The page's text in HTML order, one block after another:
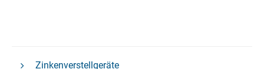
Zinkenverstellgeräte